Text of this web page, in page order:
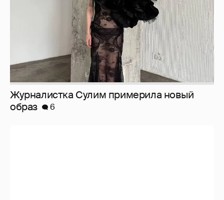
Журналистка Сулим примерила новый
образ
6